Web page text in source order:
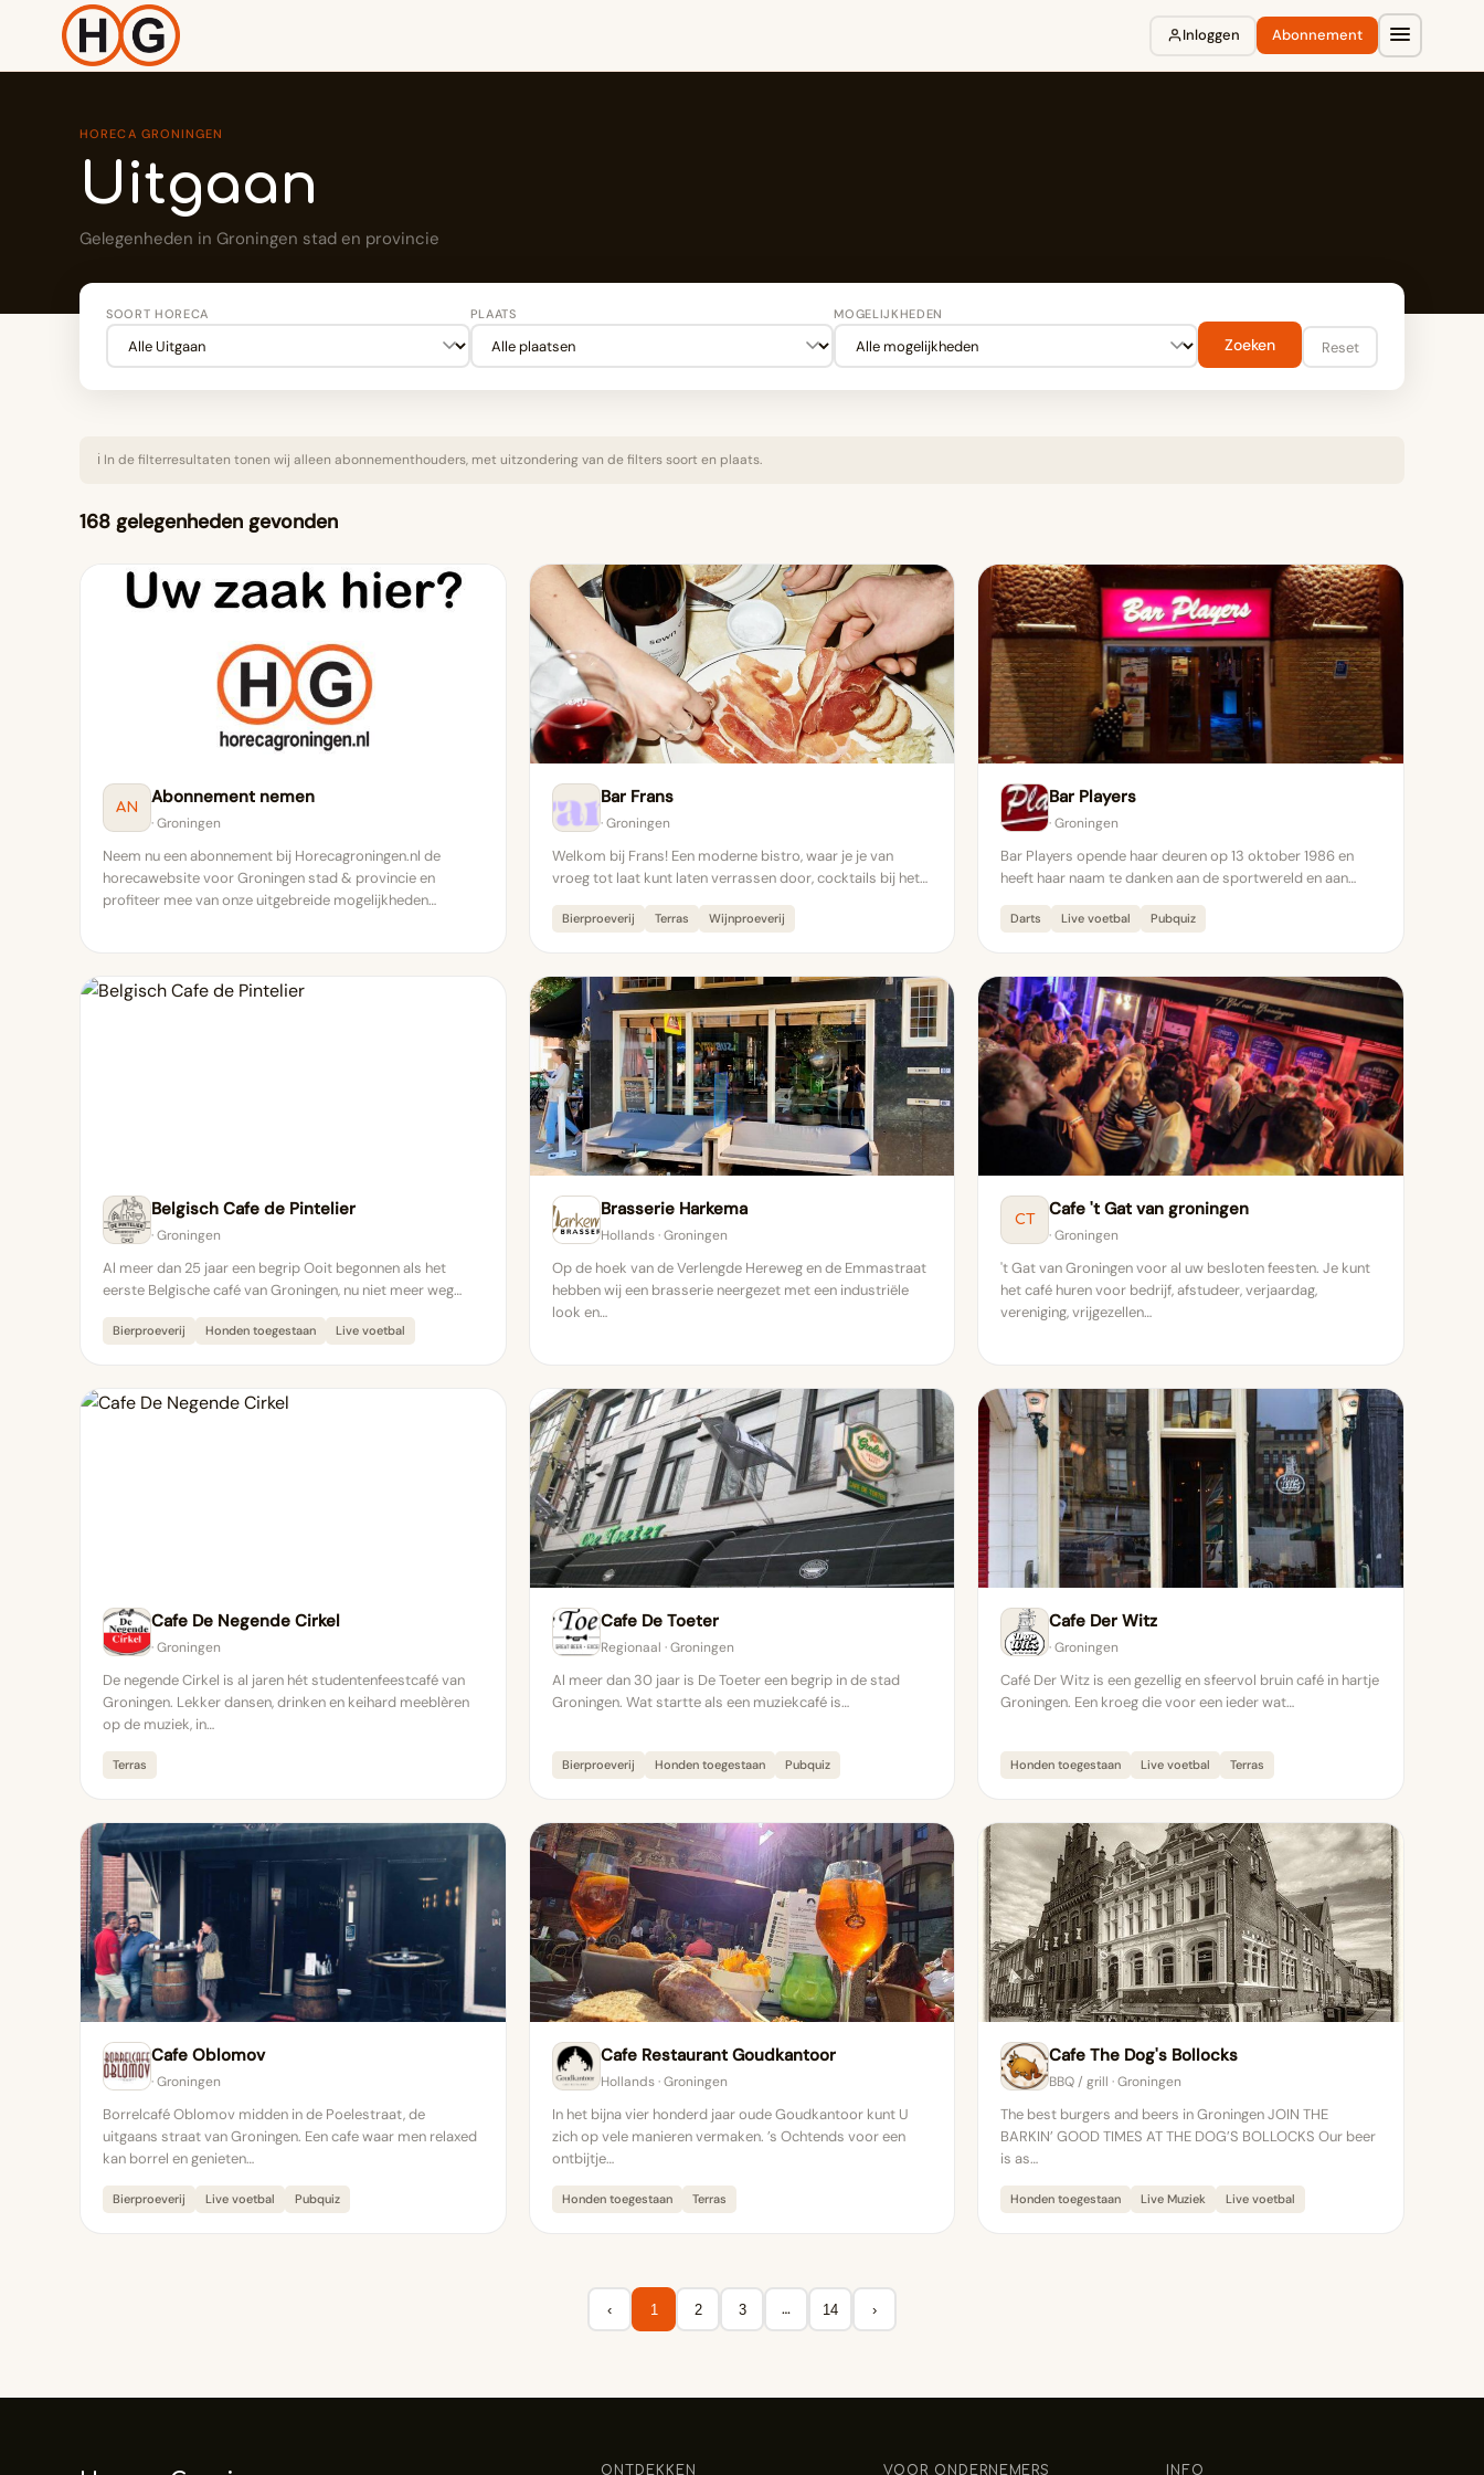
Inloggen Abonnement
HORECA GRONINGEN
Uitgaan
Gelegenheden in Groningen stad en provincie
SOORT HORECA PLAATS MOGELIJKHEDEN
Zoeken Reset
ℹ️ In de filterresultaten tonen wij alleen abonnementhouders, met uitzondering van de filters soort en plaats.
168 gelegenheden gevonden
AN Abonnement nemen
· Groningen
Neem nu een abonnement bij Horecagroningen.nl de
horecawebsite voor Groningen stad & provincie en
profiteer mee van onze uitgebreide mogelijkheden…
Bar Frans
· Groningen
Welkom bij Frans! Een moderne bistro, waar je je van
vroeg tot laat kunt laten verrassen door, cocktails bij het…
Bierproeverij Terras Wijnproeverij
Bar Players
· Groningen
Bar Players opende haar deuren op 13 oktober 1986 en
heeft haar naam te danken aan de sportwereld en aan…
Darts Live voetbal Pubquiz
Belgisch Cafe de Pintelier
· Groningen
Al meer dan 25 jaar een begrip Ooit begonnen als het
eerste Belgische café van Groningen, nu niet meer weg…
Bierproeverij Honden toegestaan Live voetbal
Brasserie Harkema
Hollands · Groningen
Op de hoek van de Verlengde Hereweg en de Emmastraat
hebben wij een brasserie neergezet met een industriële
look en…
CT Cafe 't Gat van groningen
· Groningen
't Gat van Groningen voor al uw besloten feesten. Je kunt
het café huren voor bedrijf, afstudeer, verjaardag,
vereniging, vrijgezellen…
Cafe De Negende Cirkel
· Groningen
De negende Cirkel is al jaren hét studentenfeestcafé van
Groningen. Lekker dansen, drinken en keihard meeblèren
op de muziek, in…
Terras
Cafe De Toeter
Regionaal · Groningen
Al meer dan 30 jaar is De Toeter een begrip in de stad
Groningen. Wat startte als een muziekcafé is…
Bierproeverij Honden toegestaan Pubquiz
Cafe Der Witz
· Groningen
Café Der Witz is een gezellig en sfeervol bruin café in hartje
Groningen. Een kroeg die voor een ieder wat…
Honden toegestaan Live voetbal Terras
Cafe Oblomov
· Groningen
Borrelcafé Oblomov midden in de Poelestraat, de
uitgaans straat van Groningen. Een cafe waar men relaxed
kan borrel en genieten…
Bierproeverij Live voetbal Pubquiz
Cafe Restaurant Goudkantoor
Hollands · Groningen
In het bijna vier honderd jaar oude Goudkantoor kunt U
zich op vele manieren vermaken. ’s Ochtends voor een
ontbijtje…
Honden toegestaan Terras
Cafe The Dog's Bollocks
BBQ / grill · Groningen
The best burgers and beers in Groningen JOIN THE
BARKIN’ GOOD TIMES AT THE DOG’S BOLLOCKS Our beer
is as…
Honden toegestaan Live Muziek Live voetbal
‹ 1 2 3 … 14 ›
ONTDEKKEN VOOR ONDERNEMERS INFO